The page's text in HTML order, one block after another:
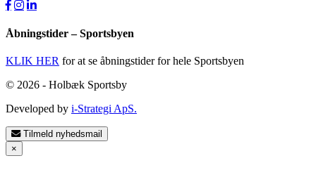
Åbningstider – Sportsbyen
KLIK HER for at se åbningstider for hele Sportsbyen
© 2026 - Holbæk Sportsby
Developed by i-Strategi ApS.
Tilmeld nyhedsmail
×